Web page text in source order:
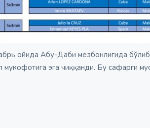
ойида Абу-Даби мезбонлигида
мукофотига эга чиққанди. Бу сафарги